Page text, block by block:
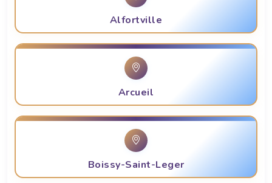
Alfortville
Arcueil
Boissy-Saint-Leger